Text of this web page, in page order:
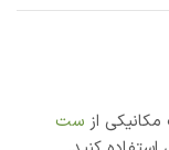
از ست